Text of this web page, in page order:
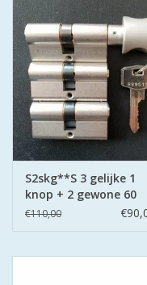
S2skg**S 3 gelijke 1
knop + 2 gewone 60
mm 30-30
€110,00